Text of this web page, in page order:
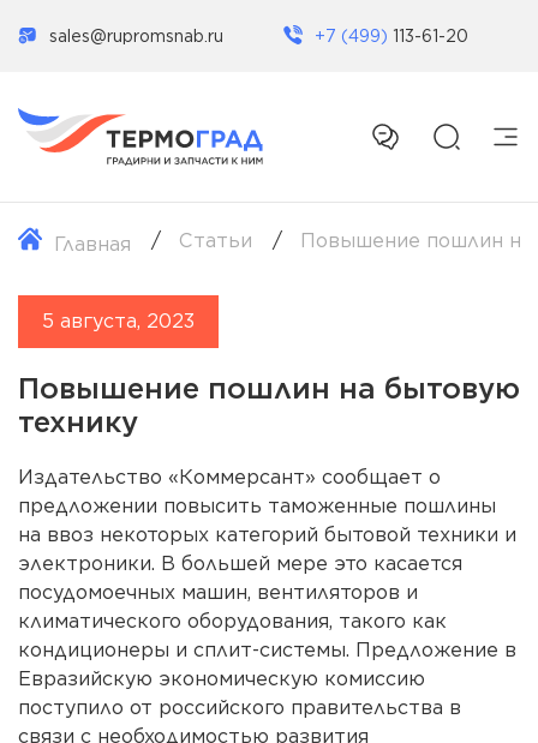
sales@rupromsnab.ru +7 (499) 113-61-20
Главная Статьи Повышение пошлин на
5 августа, 2023
Повышение пошлин на бытовую
технику
Издательство «Коммерсант» сообщает о
предложении повысить таможенные пошлины
на ввоз некоторых категорий бытовой техники и
электроники. В большей мере это касается
посудомоечных машин, вентиляторов и
климатического оборудования, такого как
кондиционеры и сплит-системы. Предложение в
Евразийскую экономическую комиссию
поступило от российского правительства в
связи с необходимостью развития